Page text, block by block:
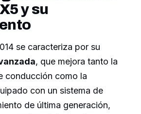
y su
se caracteriza por su
, que mejora tanto la
conducción como la
con un sistema de
de última generación,